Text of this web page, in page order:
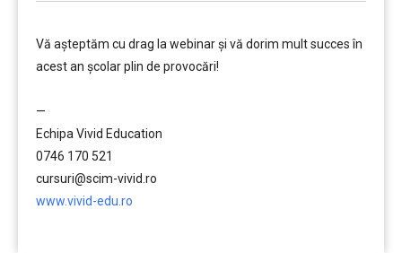
Vă aşteptăm cu drag la webinar şi vă dorim mult succes în
acest an şcolar plin de provocări!
—
Echipa Vivid Education
0746 170 521
cursuri@scim-vivid.ro
www.vivid-edu.ro